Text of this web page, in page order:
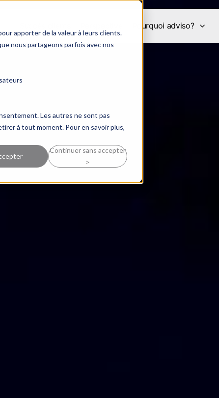
apporter de la valeur à leurs clients.
nous partageons parfois avec nos
Les autres ne sont pas
à tout moment. Pour en savoir plus,
Continuer sans accepter
>
Pourquoi adviso?